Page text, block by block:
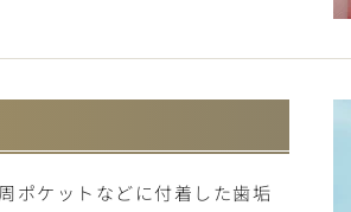
ポケットなどに付着した歯垢